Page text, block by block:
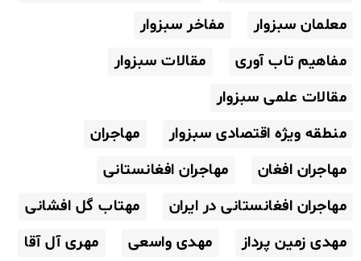
معلمان سبزوار
مفاخر سبزوار
مفاهیم تاب آوری
مقالات سبزوار
مقالات علمی سبزوار
منطقه ویژه اقتصادی سبزوار
مهاجران
مهاجران افغان
مهاجران افغانستانی
مهاجران افغانستانی در ایران
مهتاب گل افشانی
مهدی زمین پرداز
مهدی واسعی
مهری آل آقا